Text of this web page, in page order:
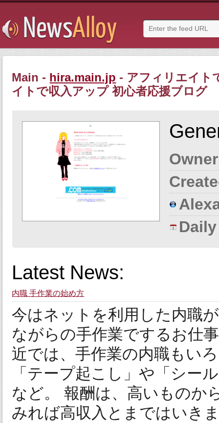
Main - hira.main.jp - アフィリエイト
イトで収入アップ 初心者応援ブログ
Latest News:
内職 手作業の始め方
今はネットを利用した内職
ながらの手作業でするお仕
近では、手作業の内職もい
「テープ起こし」や「シー
など。 報酬は、高いものか
みれば高収入とまではいき